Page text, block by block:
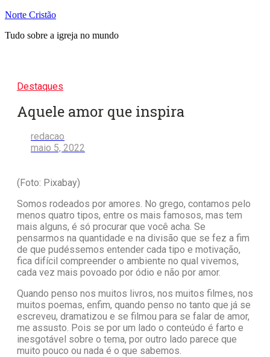
Pular
o
Norte Cristão
Tudo sobre a igreja no mundo
Destaques
Aquele amor que inspira
redacao
maio 5, 2022
(Foto: Pixabay)
Somos rodeados por amores. No grego, contamos pelo
menos quatro tipos, entre os mais famosos, mas tem
mais alguns, é só procurar que você acha. Se
pensarmos na quantidade e na divisão que se fez a fim
de que pudéssemos entender cada tipo e motivação,
fica difícil compreender o ambiente no qual vivemos,
cada vez mais povoado por ódio e não por amor.
Quando penso nos muitos livros, nos muitos filmes, nos
muitos poemas, enfim, quando penso no tanto que já se
escreveu, dramatizou e se filmou para se falar de amor,
me assusto. Pois se por um lado o conteúdo é farto e
inesgotável sobre o tema, por outro lado parece que
muito pouco ou nada é o que sabemos.